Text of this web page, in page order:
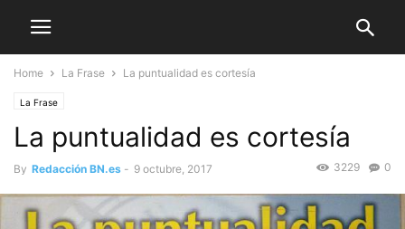
Home La Frase La puntualidad es cortesía
La Frase
La puntualidad es cortesía
By Redacción BN.es - 9 octubre, 2017 0
3229